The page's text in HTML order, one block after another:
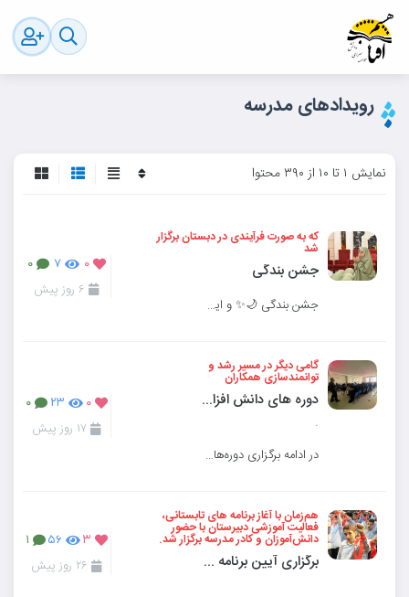
رویدادهای مدرسه
نمایش ۱ تا ۱۰ از ۳۹۰ محتوا
که به صورت فرآیندی در دبستان برگزار
شد
جشن بندگی
جشن بندگی 🌙✨ و این هم روایتی از سه مرحله، سه تجربه و کلی خاطره ماندگار ...از نمایش و آموزش د
۰ ۷ ۰
۶ روز پیش
گامی دیگر در مسیر رشد و
توانمندسازی همکاران
دوره های دانش افزایی ویژه همکاران
.
در ادامه برگزاری دوره‌های دانش‌افزایی دبستان پسرانه نسل ظهور، این هفته نیز کلاس‌های آ
۰ ۲۳ ۰
۱۷ روز پیش
هم‌زمان با آغاز برنامه های تابستانی،
فعالیت آموزشی دبیرستان با حضور
دانش‌آموزان و کادر مدرسه برگزار شد.
برگزاری آیین برنامه های تابستانی (سال جدید تحصیلی)
۳ ۵۶ ۱
۲۶ روز پیش